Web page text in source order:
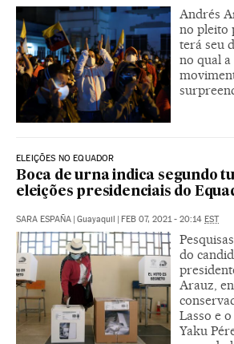
Andrés
no pleito
terá seu
no qual a
ELEIÇÕES NO EQUADOR
Boca de urna indica segundo
eleições presidenciais do
SARA ESPAÑA | Guayaquil | FEB 07, 2021 - 20:14 EST
do
Arauz,
Lasso e
Yaku